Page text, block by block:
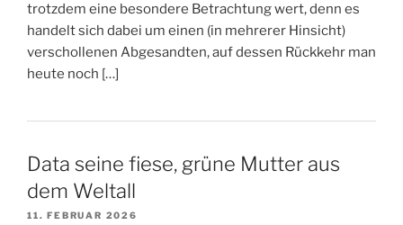
trotzdem eine besondere Betrachtung wert, denn es
handelt sich dabei um einen (in mehrerer Hinsicht)
verschollenen Abgesandten, auf dessen Rückkehr man
heute noch […]
Data seine fiese, grüne Mutter aus
dem Weltall
11. FEBRUAR 2026